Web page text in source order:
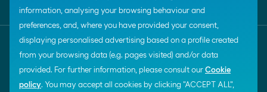
information, analysing your browsing behaviour and
preferences, and, where you have provided your consent,
displaying personalised advertising based on a profile created
from your browsing data (e.g. pages visited) and/or data
provided. For further information, please consult our Cookie
policy. You may accept all cookies by clicking "ACCEPT ALL",
Customer service
call+34 917288801